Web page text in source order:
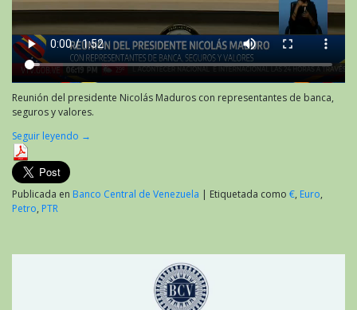
Reunión del presidente Nicolás Maduros con representantes de banca,
seguros y valores.
Seguir leyendo →
Publicada en Banco Central de Venezuela | Etiquetada como €, Euro,
Petro, PTR